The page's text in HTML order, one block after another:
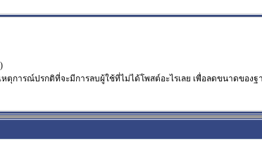
ตุการณ์ปรกติที่จะมีการลบผู้ใช้ที่ไม่ได้โพสต์อะไรเลย เพื่อลดขนาดขอ